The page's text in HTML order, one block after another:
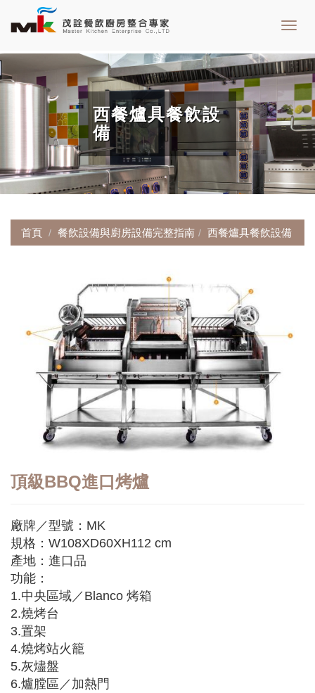
西餐爐具餐飲設
備
首頁 餐飲設備與廚房設備完整指南 西餐爐具餐飲設備
頂級BBQ進口烤爐
廠牌／型號：MK
規格：W108XD60XH112 cm
產地：進口品
功能：
1.中央區域／Blanco 烤箱
2.燒烤台
3.置架
4.燒烤站火籠
5.灰燼盤
6.爐膛區／加熱門